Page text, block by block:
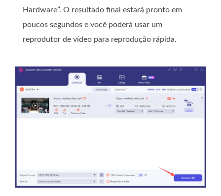
Hardware”. O resultado final estará pronto em
poucos segundos e você poderá usar um
reprodutor de vídeo para reprodução rápida.